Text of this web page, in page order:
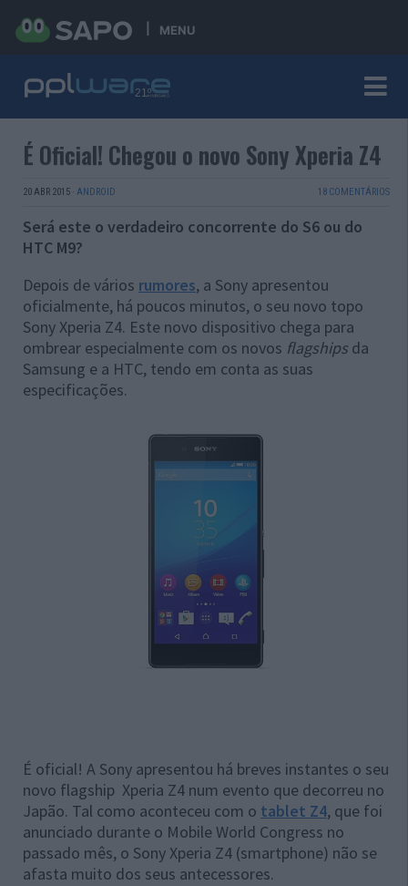
MENU
É Oficial! Chegou o novo Sony Xperia Z4
20 ABR 2015 · ANDROID 18 COMENTÁRIOS
Será este o verdadeiro concorrente do S6 ou do
HTC M9?
Depois de vários rumores, a Sony apresentou
oficialmente, há poucos minutos, o seu novo topo
Sony Xperia Z4. Este novo dispositivo chega para
ombrear especialmente com os novos flagships da
Samsung e a HTC, tendo em conta as suas
especificações.
É oficial! A Sony apresentou há breves instantes o seu
novo flagship Xperia Z4 num evento que decorreu no
Japão. Tal como aconteceu com o tablet Z4, que foi
anunciado durante o Mobile World Congress no
passado mês, o Sony Xperia Z4 (smartphone) não se
afasta muito dos seus antecessores.